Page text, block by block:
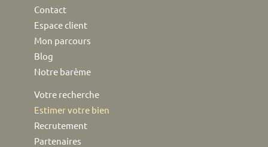
Contact
Espace client
Mon parcours
Blog
Notre barème
Votre recherche
Estimer votre bien
Recrutement
Partenaires